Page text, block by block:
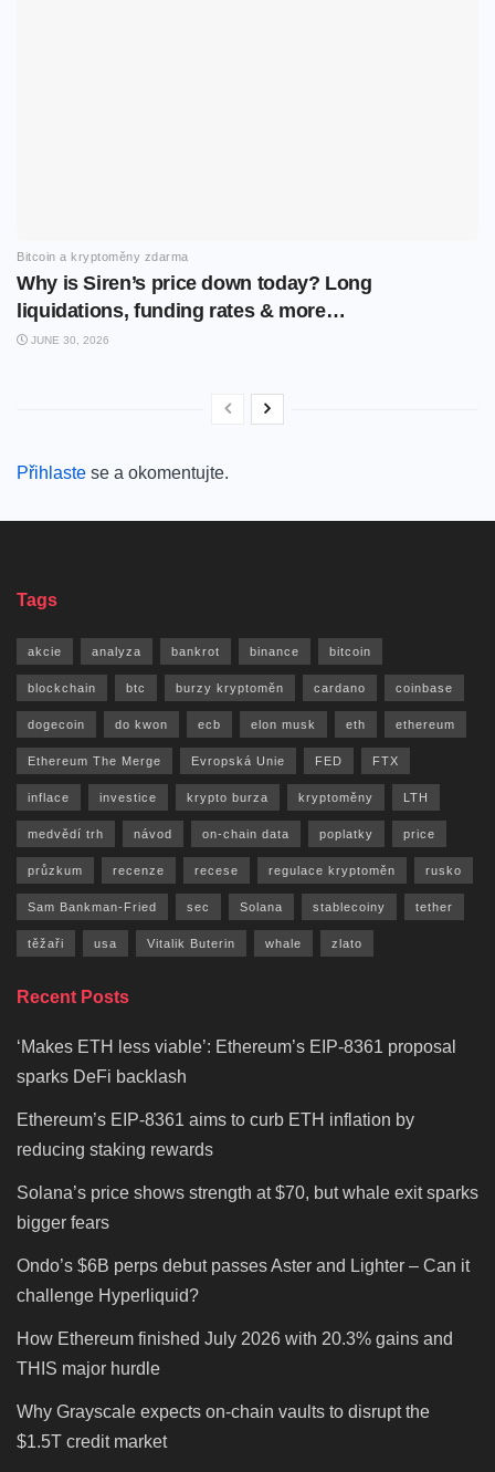
Bitcoin a kryptoměny zdarma
Why is Siren’s price down today? Long
liquidations, funding rates & more…
JUNE 30, 2026
Přihlaste se a okomentujte.
Tags
akcie analyza bankrot binance bitcoin
blockchain btc burzy kryptoměn cardano coinbase
dogecoin do kwon ecb elon musk eth ethereum
Ethereum The Merge Evropská Unie FED FTX
inflace investice krypto burza kryptoměny LTH
medvědí trh návod on-chain data poplatky price
průzkum recenze recese regulace kryptoměn rusko
Sam Bankman-Fried sec Solana stablecoiny tether
těžaři usa Vitalik Buterin whale zlato
Recent Posts
‘Makes ETH less viable’: Ethereum’s EIP-8361 proposal
sparks DeFi backlash
Ethereum’s EIP-8361 aims to curb ETH inflation by
reducing staking rewards
Solana’s price shows strength at $70, but whale exit sparks
bigger fears
Ondo’s $6B perps debut passes Aster and Lighter – Can it
challenge Hyperliquid?
How Ethereum finished July 2026 with 20.3% gains and
THIS major hurdle
Why Grayscale expects on-chain vaults to disrupt the
$1.5T credit market